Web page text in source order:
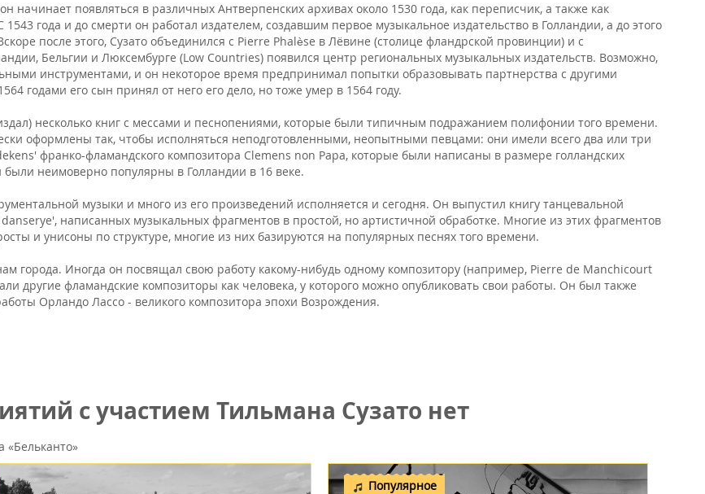
начинает появляться в различных Антверпенских архивах около 1530 года, как переписчик, а также как
года и до смерти он работал издателем, создавшим первое музыкальное издательство в Голландии, а до этого
после этого, Сузато объединился с Pierre Phalèse в Лёвине (столице фландрской провинции) и с
Бельгии и Люксембурге (Low Countries) появился центр региональных музыкальных издательств. Возможно,
инструментами, и он некоторое время предпринимал попытки образовывать партнерства с другими
годами его сын принял от него его дело, но тоже умер в 1564 году.
несколько книг с мессами и песнопениями, которые были типичным подражанием полифонии того времени.
оформлены так, чтобы исполняться неподготовленными, неопытными певцами: они имели всего два или три
франко-фламандского композитора Clemens non Papa, которые были написаны в размере голландских
неимоверно популярны в Голландии в 16 веке.
музыки и много из его произведений исполняется и сегодня. Он выпустил книгу танцевальной
написанных музыкальных фрагментов в простой, но артистичной обработке. Многие из этих фрагментов
и унисоны по структуре, многие из них базируются на популярных песнях того времени.
города. Иногда он посвящал свою работу какому-нибудь одному композитору (например, Pierre de Manchicourt
другие фламандские композиторы как человека, у которого можно опубликовать свои работы. Он был также
Орландо Лассо - великого композитора эпохи Возрождения.
с участием Тильмана Сузато нет
Популярное